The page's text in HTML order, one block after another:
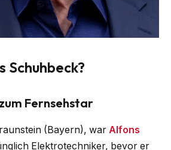
Schuhbeck?
Fernsehstar
(Bayern), war Alfons
Elektrotechniker, bevor er